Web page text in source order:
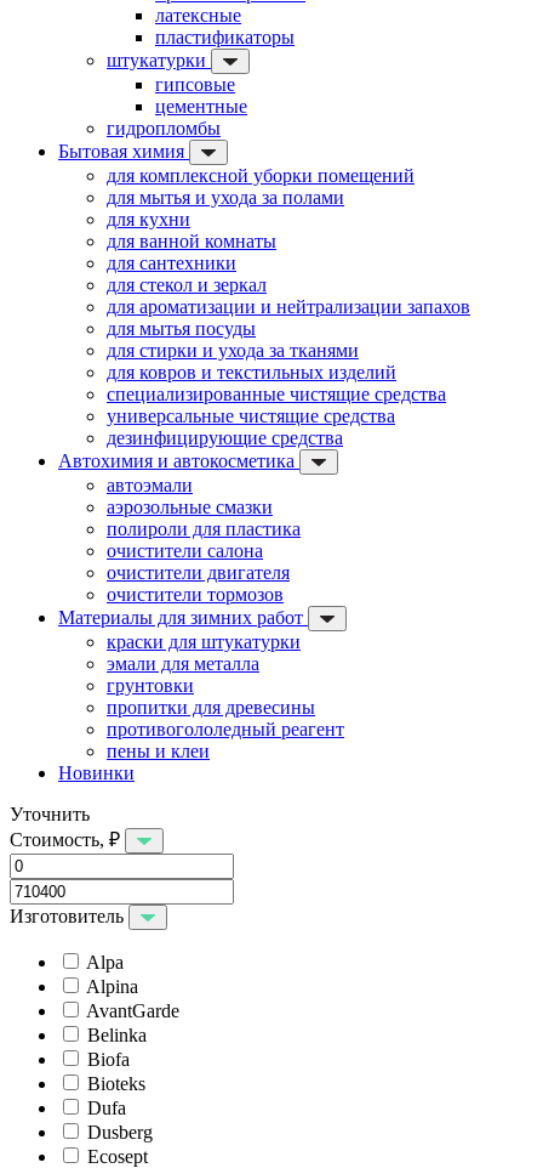
латексные
пластификаторы
штукатурки
гипсовые
цементные
гидропломбы
Бытовая химия
для комплексной уборки помещений
для мытья и ухода за полами
для кухни
для ванной комнаты
для сантехники
для стекол и зеркал
для ароматизации и нейтрализации запахов
для мытья посуды
для стирки и ухода за тканями
для ковров и текстильных изделий
специализированные чистящие средства
универсальные чистящие средства
дезинфицирующие средства
Автохимия и автокосметика
автоэмали
аэрозольные смазки
полироли для пластика
очистители салона
очистители двигателя
очистители тормозов
Материалы для зимних работ
краски для штукатурки
эмали для металла
грунтовки
пропитки для древесины
противогололедный реагент
пены и клеи
Новинки
Уточнить
Стоимость, ₽
Изготовитель
Alpa
Alpina
AvantGarde
Belinka
Biofa
Bioteks
Dufa
Dusberg
Ecosept